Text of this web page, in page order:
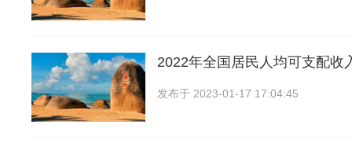
2022年全国居民人均可支配收
发布于 2023-01-17 17:04:45